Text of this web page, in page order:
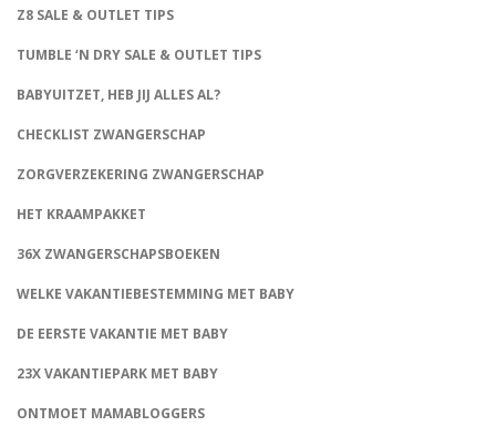
Z8 SALE & OUTLET TIPS
TUMBLE ‘N DRY SALE & OUTLET TIPS
BABYUITZET, HEB JIJ ALLES AL?
CHECKLIST ZWANGERSCHAP
ZORGVERZEKERING ZWANGERSCHAP
HET KRAAMPAKKET
36X ZWANGERSCHAPSBOEKEN
WELKE VAKANTIEBESTEMMING MET BABY
DE EERSTE VAKANTIE MET BABY
23X VAKANTIEPARK MET BABY
ONTMOET MAMABLOGGERS